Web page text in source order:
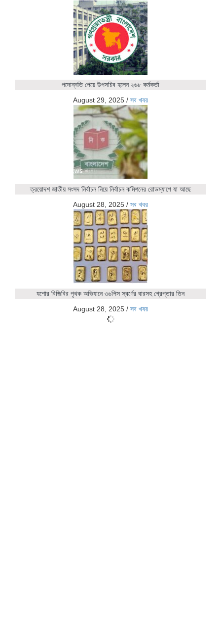
পদোন্নতি পেয়ে উপসচিব হলেন ২৬৮ কর্মকর্তা
August 29, 2025 / সব খবর
ত্রয়োদশ জাতীয় সংসদ নির্বাচন নিয়ে নির্বাচন কমিশনের রোডম্যাপে যা আছে
August 28, 2025 / সব খবর
যশোর বিজিবির পৃথক অভিযানে ৩৬পিস স্বর্ণের বারসহ গ্রেপ্তার তিন
August 28, 2025 / সব খবর